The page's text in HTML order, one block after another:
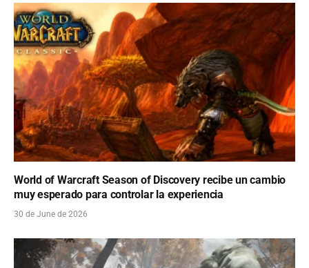
World of Warcraft Season of Discovery recibe un cambio
muy esperado para controlar la experiencia
30 de June de 2026